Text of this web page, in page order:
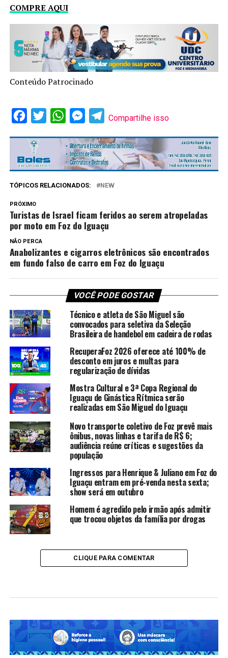
COMPRE AQUI
Conteúdo Patrocinado
Facebook
Twitter WhatsAppMessenger
Telegram
Compartilhe isso
TÓPICOS RELACIONADOS: NEW
PRÓXIMO
Turistas de Israel ficam feridos ao serem atropeladas
por moto em Foz do Iguaçu
NÃO PERCA
Anabolizantes e cigarros eletrônicos são encontrados
em fundo falso de carro em Foz do Iguaçu
VOCÊ PODE GOSTAR
Técnico e atleta de São Miguel são
convocados para seletiva da Seleção
Brasileira de handebol em cadeira de rodas
RecuperaFoz 2026 oferece até 100% de
desconto em juros e multas para
regularização de dívidas
Mostra Cultural e 3ª Copa Regional do
Iguaçu de Ginástica Rítmica serão
realizadas em São Miguel do Iguaçu
Novo transporte coletivo de Foz prevê mais
ônibus, novas linhas e tarifa de R$ 6;
audiência reúne críticas e sugestões da
população
Ingressos para Henrique & Juliano em Foz do
Iguaçu entram em pré-venda nesta sexta;
show será em outubro
Homem é agredido pelo irmão após admitir
que trocou objetos da família por drogas
CLIQUE PARA COMENTAR